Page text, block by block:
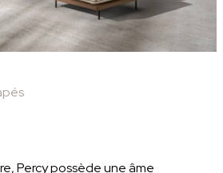
Percy possède une âme